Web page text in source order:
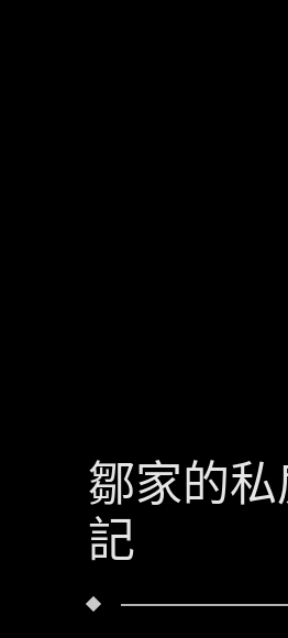
鄒家的私
記